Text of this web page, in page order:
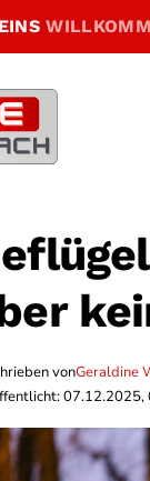
vonGeraldine
07.12.2025,